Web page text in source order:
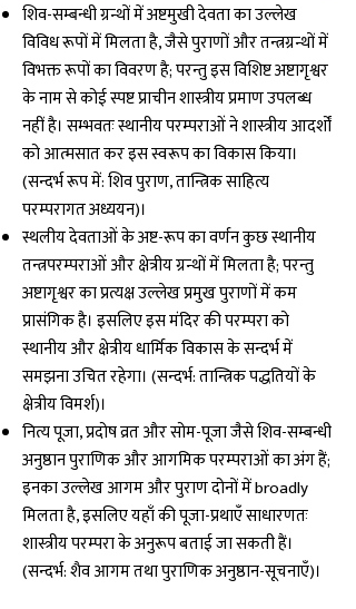
शिव-सम्बन्धी ग्रन्थों में अष्टमुखी देवता का उल्लेख
विविध रूपों में मिलता है, जैसे पुराणों और तन्त्रग्रन्थों में
विभक्त रूपों का विवरण है; परन्तु इस विशिष्ट अष्टागृश्वर
के नाम से कोई स्पष्ट प्राचीन शास्त्रीय प्रमाण उपलब्ध
नहीं है। सम्भवतः स्थानीय परम्पराओं ने शास्त्रीय आदर्शों
को आत्मसात कर इस स्वरूप का विकास किया।
(सन्दर्भ रूप में: शिव पुराण, तान्त्रिक साहित्य
परम्परागत अध्ययन)।
स्थलीय देवताओं के अष्ट-रूप का वर्णन कुछ स्थानीय
तन्त्रपरम्पराओं और क्षेत्रीय ग्रन्थों में मिलता है; परन्तु
अष्टागृश्वर का प्रत्यक्ष उल्लेख प्रमुख पुराणों में कम
प्रासंगिक है। इसलिए इस मंदिर की परम्परा को
स्थानीय और क्षेत्रीय धार्मिक विकास के सन्दर्भ में
समझना उचित रहेगा। (सन्दर्भ: तान्त्रिक पद्धतियों के
क्षेत्रीय विमर्श)।
नित्य पूजा, प्रदोष व्रत और सोम-पूजा जैसे शिव-सम्बन्धी
अनुष्ठान पुराणिक और आगमिक परम्पराओं का अंग हैं;
इनका उल्लेख आगम और पुराण दोनों में broadly
मिलता है, इसलिए यहाँ की पूजा-प्रथाएँ साधारणतः
शास्त्रीय परम्परा के अनुरूप बताई जा सकती हैं।
(सन्दर्भ: शैव आगम तथा पुराणिक अनुष्ठान-सूचनाएँ)।